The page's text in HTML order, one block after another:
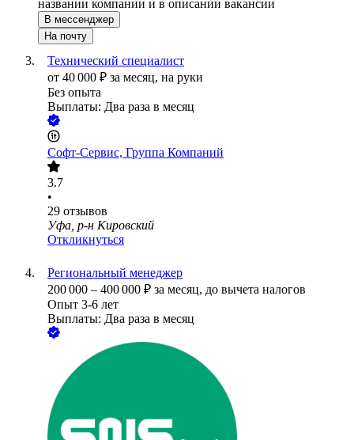
названии компании и в описании вакансии
В мессенджер
На почту
Технический специалист
от 40 000 ₽ за месяц, на руки
Без опыта
Выплаты: Два раза в месяц
Софт-Сервис, Группа Компаний
3.7
•
29 отзывов
Уфа, р-н Кировский
Откликнуться
Региональный менеджер
200 000 – 400 000 ₽ за месяц, до вычета налогов
Опыт 3-6 лет
Выплаты: Два раза в месяц